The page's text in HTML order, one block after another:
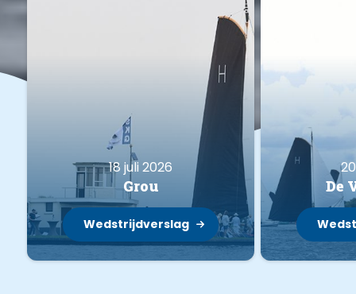
18 juli 2026
Grou
Wedstrijdverslag
De